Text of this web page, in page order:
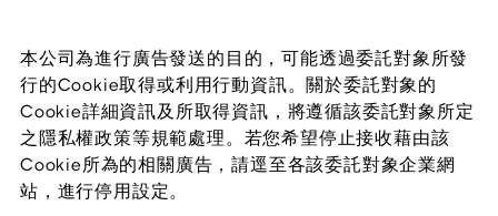
本公司為進行廣告發送的目的，可能透過委託對象所發
行的Cookie取得或利用行動資訊。關於委託對象的
Cookie詳細資訊及所取得資訊，將遵循該委託對象所定
之隱私權政策等規範處理。若您希望停止接收藉由該
Cookie所為的相關廣告，請逕至各該委託對象企業網
站，進行停用設定。